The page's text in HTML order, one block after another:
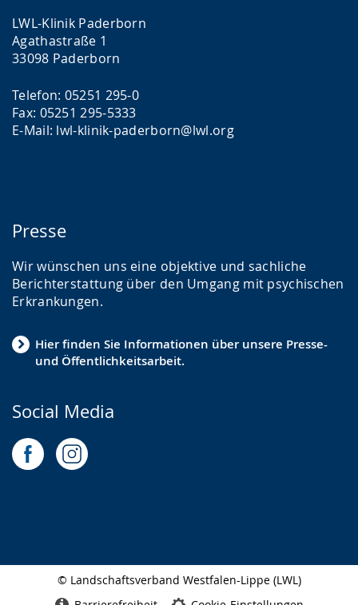
LWL-Klinik Paderborn
Agathastraße 1
33098 Paderborn
Telefon: 05251 295-0
Fax: 05251 295-5333
E-Mail: lwl-klinik-paderborn@lwl.org
Presse
Wir wünschen uns eine objektive und sachliche
Berichterstattung über den Umgang mit psychischen
Erkrankungen.
Hier finden Sie Informationen über unsere Presse-
und Öffentlichkeitsarbeit.
Social Media
© Landschaftsverband Westfalen-Lippe (LWL)